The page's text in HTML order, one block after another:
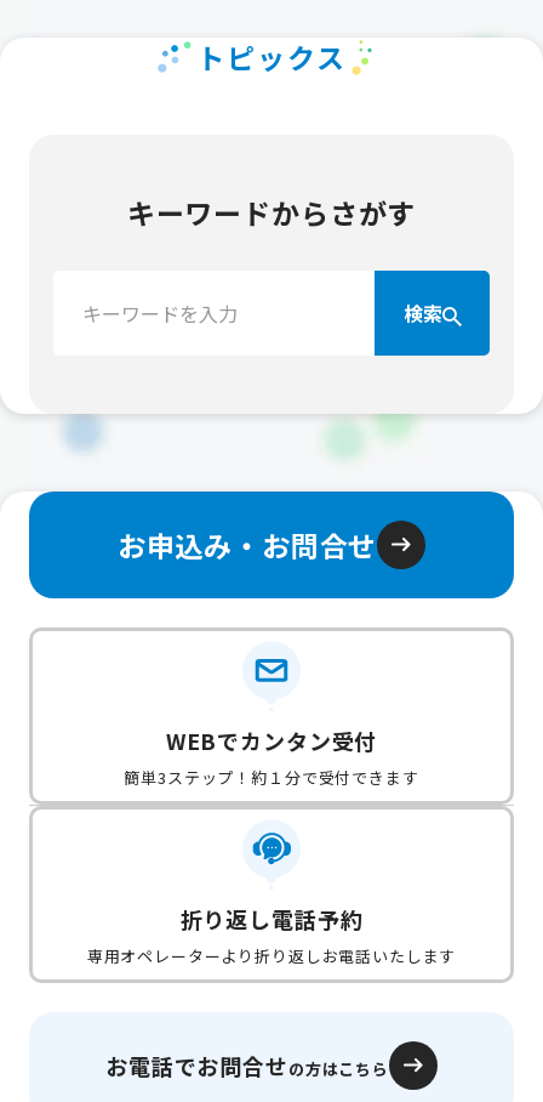
トピックス
キーワードからさがす
索：
検索
お申込み・お問合せ
WEBでカンタン受付
簡単3ステップ！約１分で受付できます
折り返し電話予約
専用オペレーターより折り返しお電話いたします
お電話でお問合せの方はこちら